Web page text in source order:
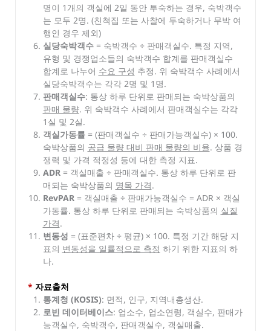
명이 1개의 객실에 2일 동안 투숙하는 경우, 숙박객수
는 모두 2명. (친척집 또는 사찰에 투숙하거나 무박 여
행인 경우 제외)
실당숙박객수= 숙박객수 ÷ 판매객실수. 특정 지역,
유형 및 경쟁업소들의 숙박객수 합계를 판매객실수
합계로 나누어 수요 구성 추정. 위 숙박객수 사례에서
실당숙박객수는 각각 2명 및 1명.
판매객실수: 통상 하루 단위로 판매되는 숙박상품의
판매 물량. 위 숙박객수 사례에서 판매객실수는 각각
1실 및 2실.
객실가동률= (판매객실수 ÷ 판매가능객실수) × 100.
숙박상품의 공급 물량 대비 판매 물량의 비율. 상품 경
쟁력 및 가격 적정성 등에 대한 측정 지표.
ADR= 객실매출 ÷ 판매객실수. 통상 하루 단위로 판
매되는 숙박상품의 명목 가격.
RevPAR= 객실매출 ÷ 판매가능객실수 = ADR × 객실
가동률. 통상 하루 단위로 판매되는 숙박상품의 실질
가격.
변동성 = (표준편차 ÷ 평균) × 100. 특정 기간 해당 지
표의 변동성을 일률적으로 측정 하기 위한 지표의 하
나.
* 자료출처
통계청 (KOSIS): 면적, 인구, 지역내총생산.
로빈 데이터베이스: 업소수, 업소연령, 객실수, 판매가
능객실수, 숙박객수, 판매객실수, 객실매출.